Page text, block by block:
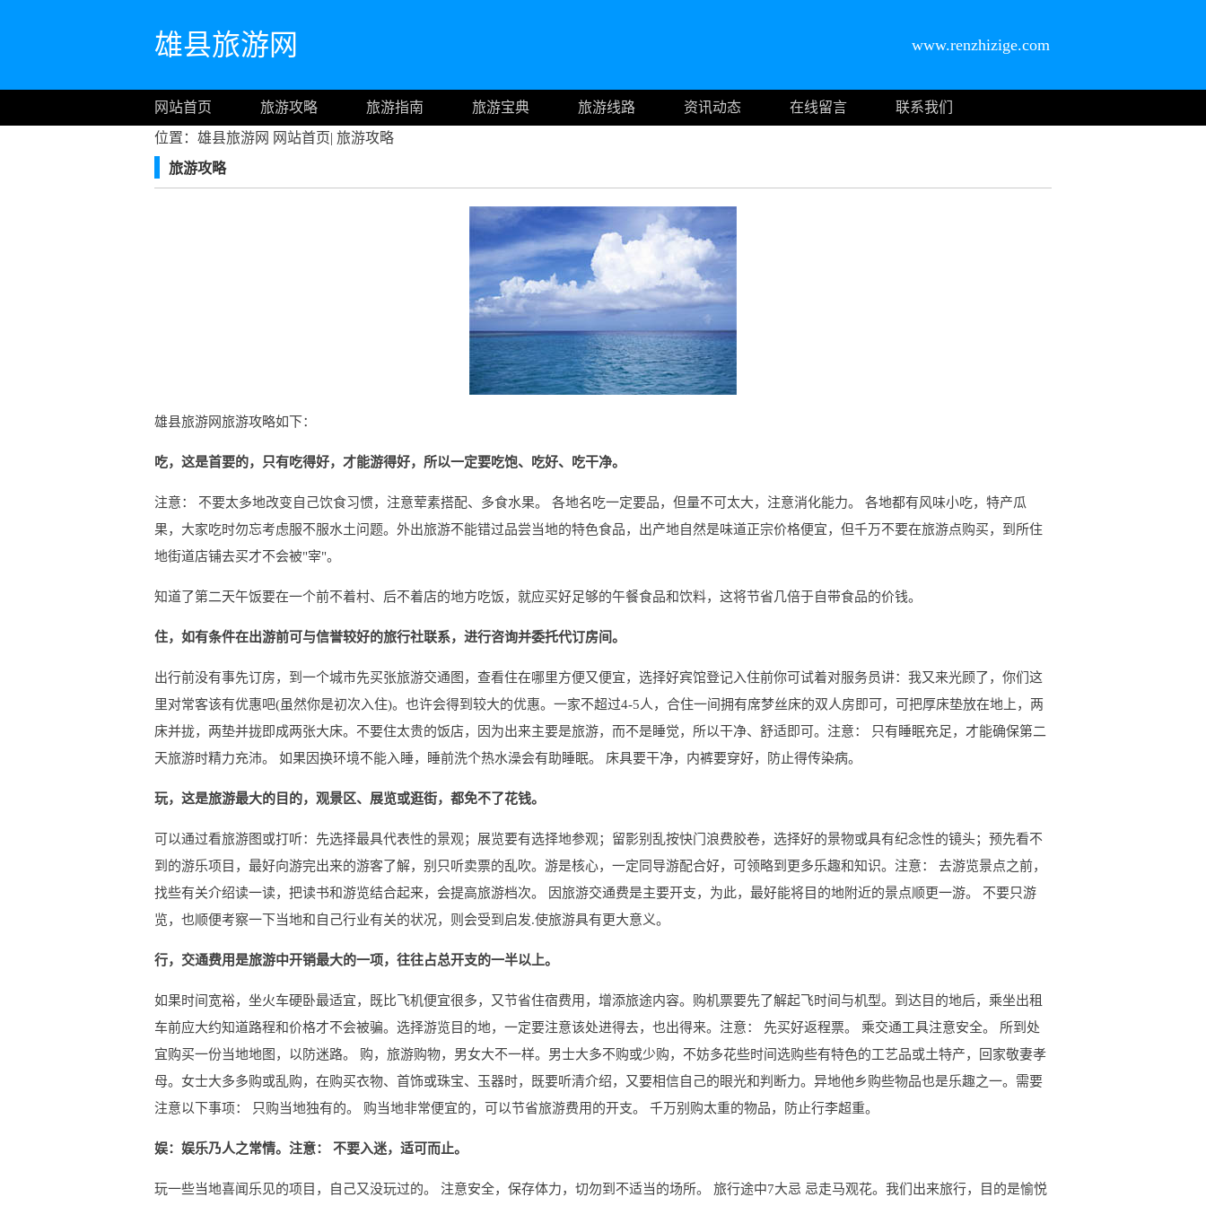
雄县旅游网 www.renzhizige.com
网站首页 旅游攻略 旅游指南 旅游宝典 旅游线路 资讯动态 在线留言
联系我们
位置：雄县旅游网 网站首页| 旅游攻略
旅游攻略
雄县旅游网旅游攻略如下：
吃，这是首要的，只有吃得好，才能游得好，所以一定要吃饱、吃好、吃干净。
注意： 不要太多地改变自己饮食习惯，注意荤素搭配、多食水果。 各地名吃一定要品，但量不可太大，注意消化能力。 各地都有风味小吃，特产瓜
果，大家吃时勿忘考虑服不服水土问题。外出旅游不能错过品尝当地的特色食品，出产地自然是味道正宗价格便宜，但千万不要在旅游点购买，到所住
地街道店铺去买才不会被"宰"。
知道了第二天午饭要在一个前不着村、后不着店的地方吃饭，就应买好足够的午餐食品和饮料，这将节省几倍于自带食品的价钱。
住，如有条件在出游前可与信誉较好的旅行社联系，进行咨询并委托代订房间。
出行前没有事先订房，到一个城市先买张旅游交通图，查看住在哪里方便又便宜，选择好宾馆登记入住前你可试着对服务员讲：我又来光顾了，你们这
里对常客该有优惠吧(虽然你是初次入住)。也许会得到较大的优惠。一家不超过4-5人，合住一间拥有席梦丝床的双人房即可，可把厚床垫放在地上，两
床并拢，两垫并拢即成两张大床。不要住太贵的饭店，因为出来主要是旅游，而不是睡觉，所以干净、舒适即可。注意： 只有睡眠充足，才能确保第二
天旅游时精力充沛。 如果因换环境不能入睡，睡前洗个热水澡会有助睡眠。 床具要干净，内裤要穿好，防止得传染病。
玩，这是旅游最大的目的，观景区、展览或逛街，都免不了花钱。
可以通过看旅游图或打听：先选择最具代表性的景观；展览要有选择地参观；留影别乱按快门浪费胶卷，选择好的景物或具有纪念性的镜头；预先看不
到的游乐项目，最好向游完出来的游客了解，别只听卖票的乱吹。游是核心，一定同导游配合好，可领略到更多乐趣和知识。注意： 去游览景点之前，
找些有关介绍读一读，把读书和游览结合起来，会提高旅游档次。 因旅游交通费是主要开支，为此，最好能将目的地附近的景点顺更一游。 不要只游
览，也顺便考察一下当地和自己行业有关的状况，则会受到启发.使旅游具有更大意义。
行，交通费用是旅游中开销最大的一项，往往占总开支的一半以上。
如果时间宽裕，坐火车硬卧最适宜，既比飞机便宜很多，又节省住宿费用，增添旅途内容。购机票要先了解起飞时间与机型。到达目的地后，乘坐出租
车前应大约知道路程和价格才不会被骗。选择游览目的地，一定要注意该处进得去，也出得来。注意： 先买好返程票。 乘交通工具注意安全。 所到处
宜购买一份当地地图，以防迷路。 购，旅游购物，男女大不一样。男士大多不购或少购，不妨多花些时间选购些有特色的工艺品或土特产，回家敬妻孝
母。女士大多多购或乱购，在购买衣物、首饰或珠宝、玉器时，既要听清介绍，又要相信自己的眼光和判断力。异地他乡购些物品也是乐趣之一。需要
注意以下事项： 只购当地独有的。 购当地非常便宜的，可以节省旅游费用的开支。 千万别购太重的物品，防止行李超重。
娱：娱乐乃人之常情。注意： 不要入迷，适可而止。
玩一些当地喜闻乐见的项目，自己又没玩过的。 注意安全，保存体力，切勿到不适当的场所。 旅行途中7大忌 忌走马观花。我们出来旅行，目的是愉悦